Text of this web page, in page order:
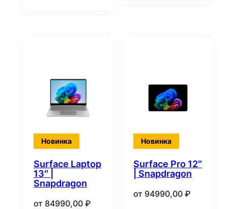
Новинка
Surface Laptop
13″ |
Snapdragon
от 84990,00 ₽
Новинка
Surface Pro 12″
| Snapdragon
от 94990,00 ₽